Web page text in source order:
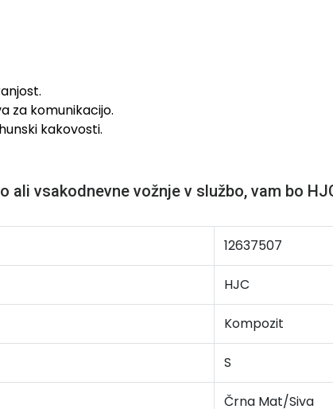
za komunikacijo.
kakovosti.
ali vsakodnevne vožnje v službo, vam bo
12637507
HJC
Kompozit
S
Črna Mat/Siva